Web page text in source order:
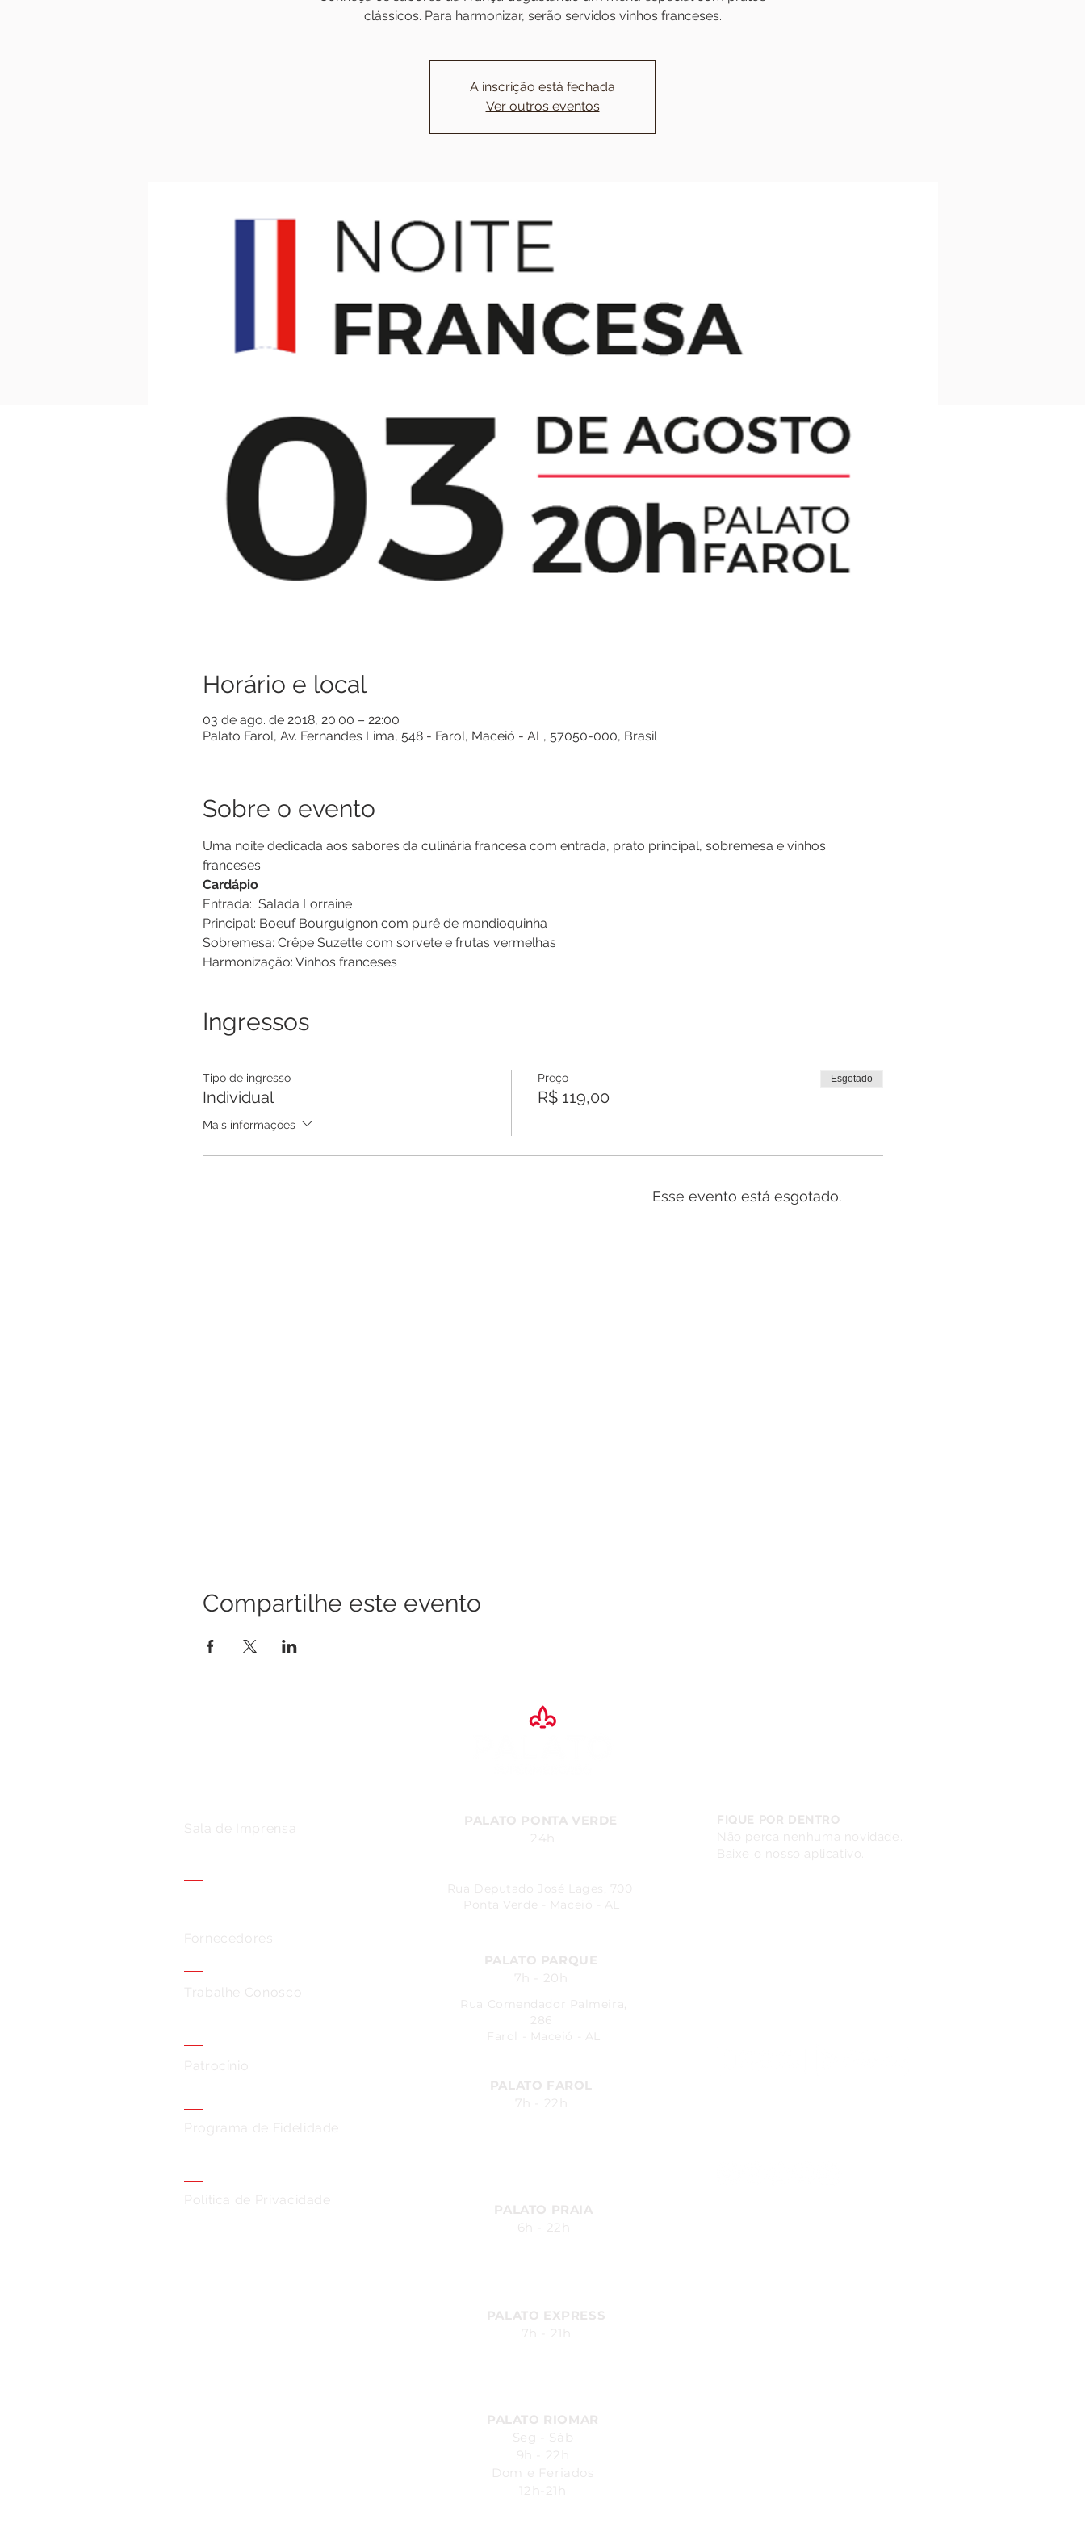
clássicos. Para harmonizar, serão servidos vinhos franceses.
A inscrição está fechada
Ver outros eventos
Horário e local
03 de ago. de 2018, 20:00 – 22:00
Palato Farol, Av. Fernandes Lima, 548 - Farol, Maceió - AL, 57050-000, Brasil
Sobre o evento
Uma noite dedicada aos sabores da culinária francesa com entrada, prato principal, sobremesa e vinhos
franceses.
Cardápio
Entrada:  Salada Lorraine
Principal: Boeuf Bourguignon com purê de mandioquinha
Sobremesa: Crêpe Suzette com sorvete e frutas vermelhas
Harmonização: Vinhos franceses
Ingressos
Tipo de ingresso
Individual
Mais informações
Preço
R$ 119,00
Esgotado
Esse evento está esgotado.
Compartilhe este evento
Sala de Imprensa
PALATO PONTA VERDE
24h
FIQUE POR DENTRO
Não perca nenhuma novidade.
Baixe o nosso aplicativo.
Rua Deputado José Lages, 700
Ponta Verde - Maceió - AL
Fornecedores
Trabalhe Conosco
PALATO PARQUE
7h - 20h
Rua Comendador Palmeira,
286
Farol - Maceió - AL
Patrocínio
Programa de Fidelidade
PALATO FAROL
7h - 22h
Política de Privacidade
PALATO PRAIA
6h - 22h
PALATO EXPRESS
7h - 21h
PALATO RIOMAR
Seg - Sáb
9h - 22h
Dom e Feriados
12h-21h